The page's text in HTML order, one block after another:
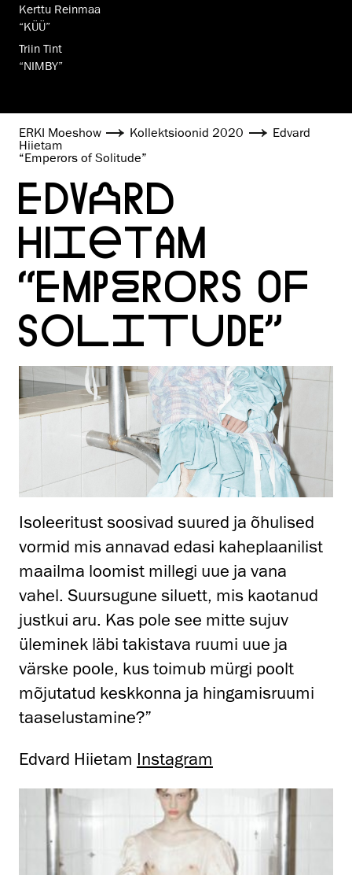
Kerttu Reinmaa
“KÜÜ”
Triin Tint
“NIMBY”
ERKI Moeshow Kollektsioonid 2020
Edvard
Hiietam
“Emperors of Solitude”
EDVARD
HIIETAM
“EMPERORS OF
SOLITUDE”
Isoleeritust soosivad suured ja õhulised
vormid mis annavad edasi kaheplaanilist
maailma loomist millegi uue ja vana
vahel. Suursugune siluett, mis kaotanud
justkui aru. Kas pole see mitte sujuv
üleminek läbi takistava ruumi uue ja
värske poole, kus toimub mürgi poolt
mõjutatud keskkonna ja hingamisruumi
taaselustamine?”
Edvard Hiietam Instagram